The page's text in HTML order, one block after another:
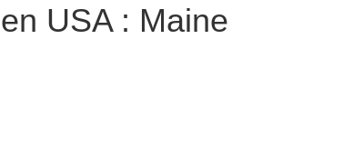
USA : Maine